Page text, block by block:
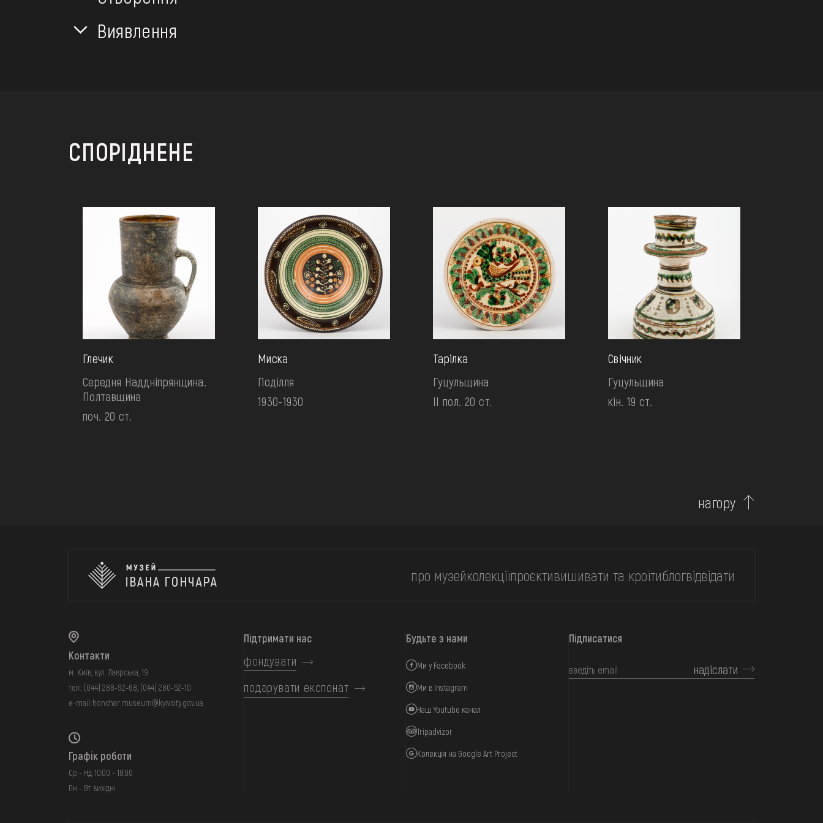
Виявлення
СПОРІДНЕНЕ
Глечик
Середня Наддніпрянщина.
Полтавщина
поч. 20 ст.
Миска
Поділля
1930-1930
Тарілка
Гуцульщина
II пол. 20 ст.
Свічник
Гуцульщина
кін. 19 ст.
нагору
про музейколекціїпроєктивишивати та кроїтиблогвідвідати
Контакти
м. Київ, вул. Лаврська, 19
тел.: (044) 288-92-68 (044) 280-52-10
e-mail: honchar.museum@kyivcity.gov.ua
Графік роботи
Ср - Нд: 10:00 - 18:00
Пн - Вт: вихідні
Підтримати нас
фондувати
подарувати експонат
Будьте з нами
Ми у Facebook
Ми в Instagram
Наш Youtube канал
Tripadvizor
Колекція на Google Art Project
Підписатися
надіслати